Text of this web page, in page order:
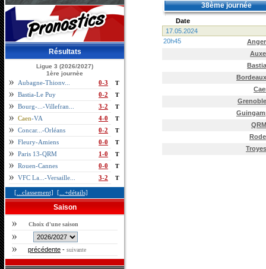
Résultats
Ligue 3 (2026/2027)
1ère journèe
Aubagne-Thionv... 0-3 T
Bastia-Le Puy 0-2 T
Bourg-...-Villefran... 3-2 T
Caen-VA 4-0 T
Concar...-Orléans 0-2 T
Fleury-Amiens 0-0 T
Paris 13-QRM 1-0 T
Rouen-Cannes 0-0 T
VFC La...-Versaille... 3-2 T
[...classement] [...+détails]
Saison
Choix d'une saison
précédente - suivante
38ème journée
Date
17.05.2024
20h45
Bastia
Bordeaux
Grenoble
QRM
Troyes